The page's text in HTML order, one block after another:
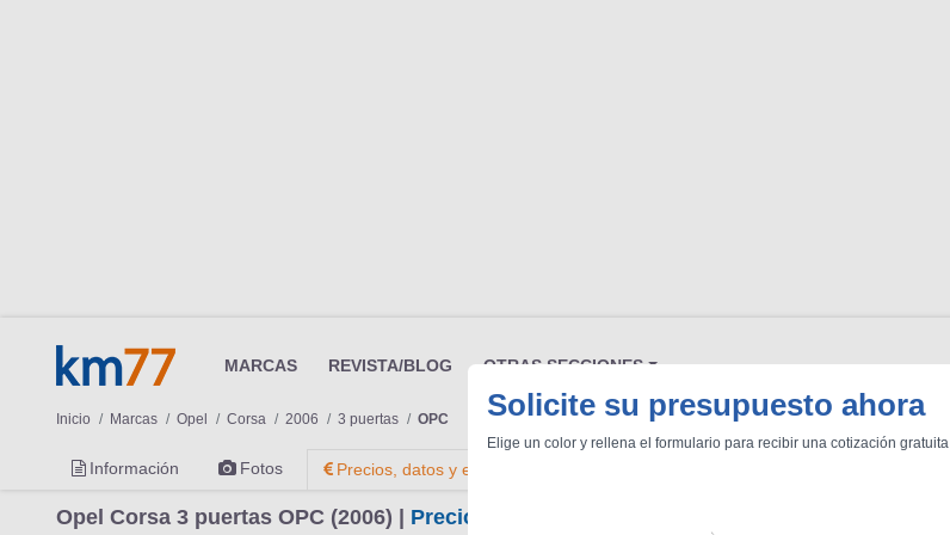
Solicite su presupuesto ahora
Elige un color y rellena el formulario para recibir una cotización gratuita
MARCAS REVISTA/BLOG OTRAS SECCIONES
Inicio Marcas Opel Corsa 2006 3 puertas OPC
Información Fotos Precios, datos y equipamientos
Opel Corsa 3 puertas OPC (2006) | Precio, ficha técnica y equipamiento